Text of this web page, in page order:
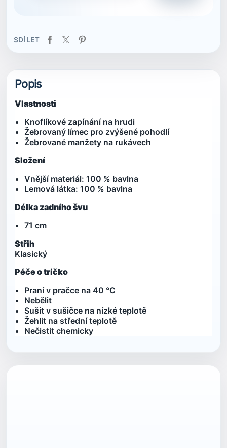
SDÍLET
Popis
Vlastnosti
Knoflíkové zapínání na hrudi
Žebrovaný límec pro zvýšené pohodlí
Žebrované manžety na rukávech
Složení
Vnější materiál: 100 % bavlna
Lemová látka: 100 % bavlna
Délka zadního švu
71 cm
Střih
Klasický
Péče o tričko
Praní v pračce na 40 °C
Nebělit
Sušit v sušičce na nízké teplotě
Žehlit na střední teplotě
Nečistit chemicky